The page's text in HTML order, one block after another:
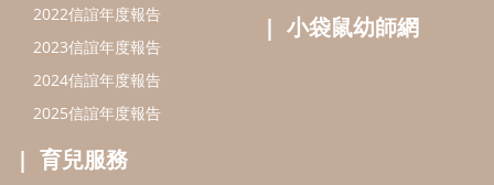
線上教養諮詢
出版服務
信誼基金出版社
閱讀推廣